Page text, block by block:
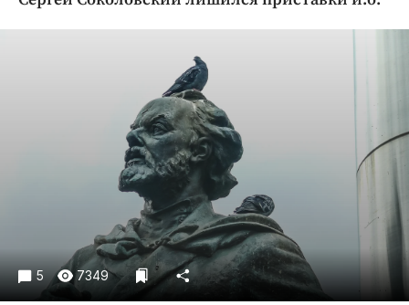
Недвижимость и ЖКХ
Образование
Общество
Праздники
Происшествия
Спорт
Экономика и бизнес
ПРОЕКТЫ
5 7349